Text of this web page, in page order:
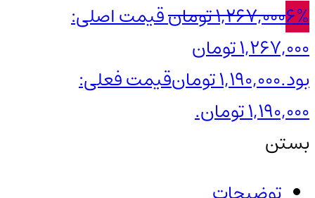
6%
1,267,000تومانقیمت اصلی:
1,267,000 تومان
بود.1,190,000تومانقیمت فعلی:
1,190,000 تومان.
بستن